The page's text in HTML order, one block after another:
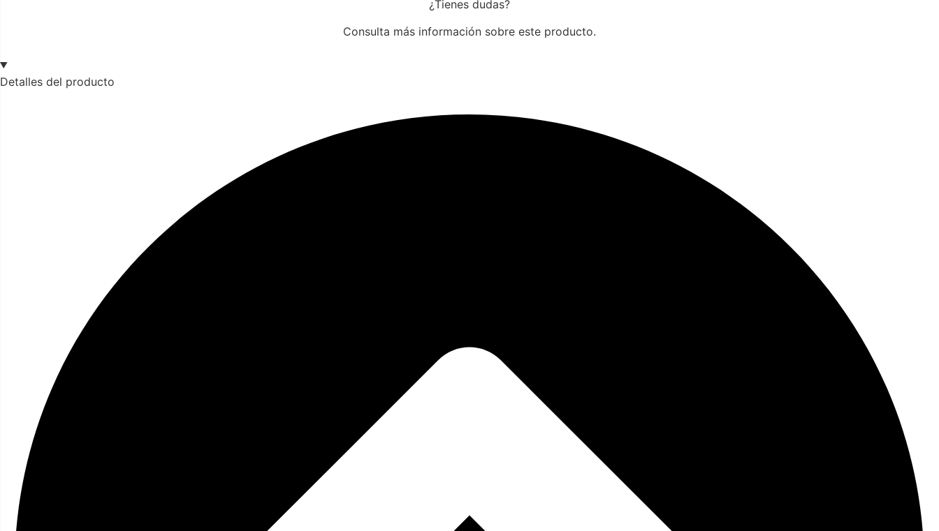
¿Tienes dudas?
Consulta más información sobre este producto.
Detalles del producto